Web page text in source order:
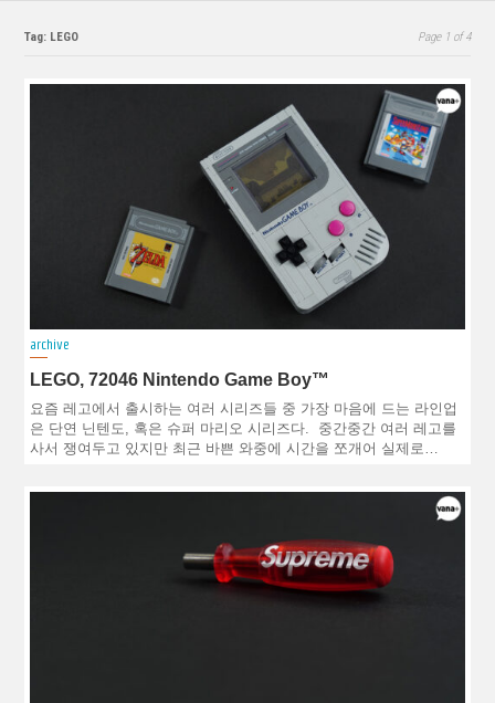
Tag: LEGO Page 1 of 4
archive
LEGO, 72046 Nintendo Game Boy™
요즘 레고에서 출시하는 여러 시리즈들 중 가장 마음에 드는 라인업
은 단연 닌텐도, 혹은 슈퍼 마리오 시리즈다. 중간중간 여러 레고를
사서 쟁여두고 있지만 최근 바쁜 와중에 시간을 쪼개어 실제로…